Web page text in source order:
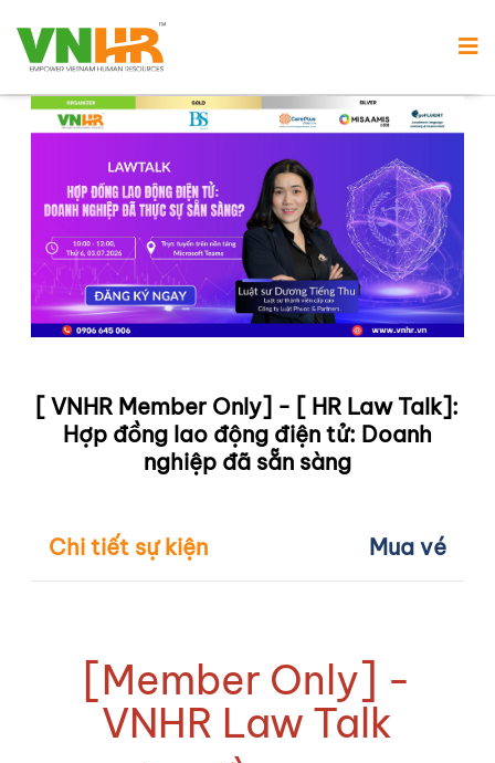
[ VNHR Member Only] - [ HR Law Talk]:
Hợp đồng lao động điện tử: Doanh
nghiệp đã sẵn sàng
Chi tiết sự kiện Mua vé
[Member Only] -
VNHR Law Talk